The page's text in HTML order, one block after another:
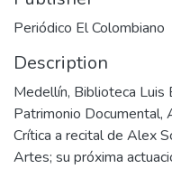
Periódico El Colombiano
Description
Medellín, Biblioteca Luis
Patrimonio Documental,
Crítica a recital de Alex
Artes; su próxima